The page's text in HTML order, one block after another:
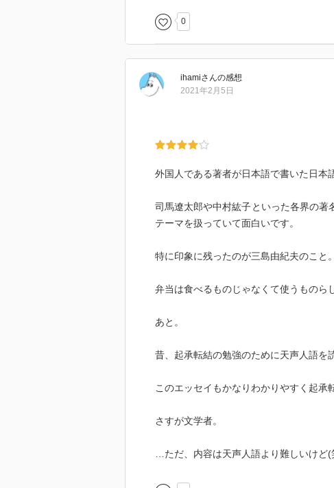
源氏物語〜が描いた世界に逃避して大い
うな機能がある
0
ihamiさんの感想
2021年2月5日
外国人である著者が日本語で書いた日本
司馬遼太郎や中村紘子といった各界の著
テーマを扱っていて面白いです。
特に印象に残ったのが三島由紀夫のこと。
弁当は食べるものじゃなくて使うものら
あと。
昔、起承転結の勉強のために天声人語を
このエッセイもかなりわかりやすく起承
さすが文学者。
…ただ、内容は天声人語より難しいけど(